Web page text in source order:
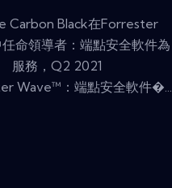
Carbon Black在Forrester
命領導者：端點安全軟件為
服務，Q2 2021
Wave™：端點安全軟件�...